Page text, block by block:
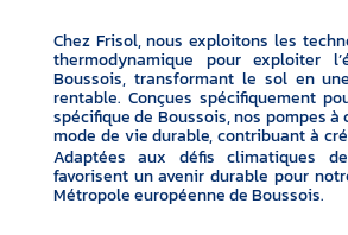
Chez Frisol, nous exploitons les
thermodynamique pour exploiter
Boussois, transformant le sol en
rentable. Conçues spécifiquement
spécifique de Boussois, nos pompes
mode de vie durable, contribuant à
Adaptées aux défis climatiques de
favorisent un avenir durable pour
Métropole européenne de Boussois.